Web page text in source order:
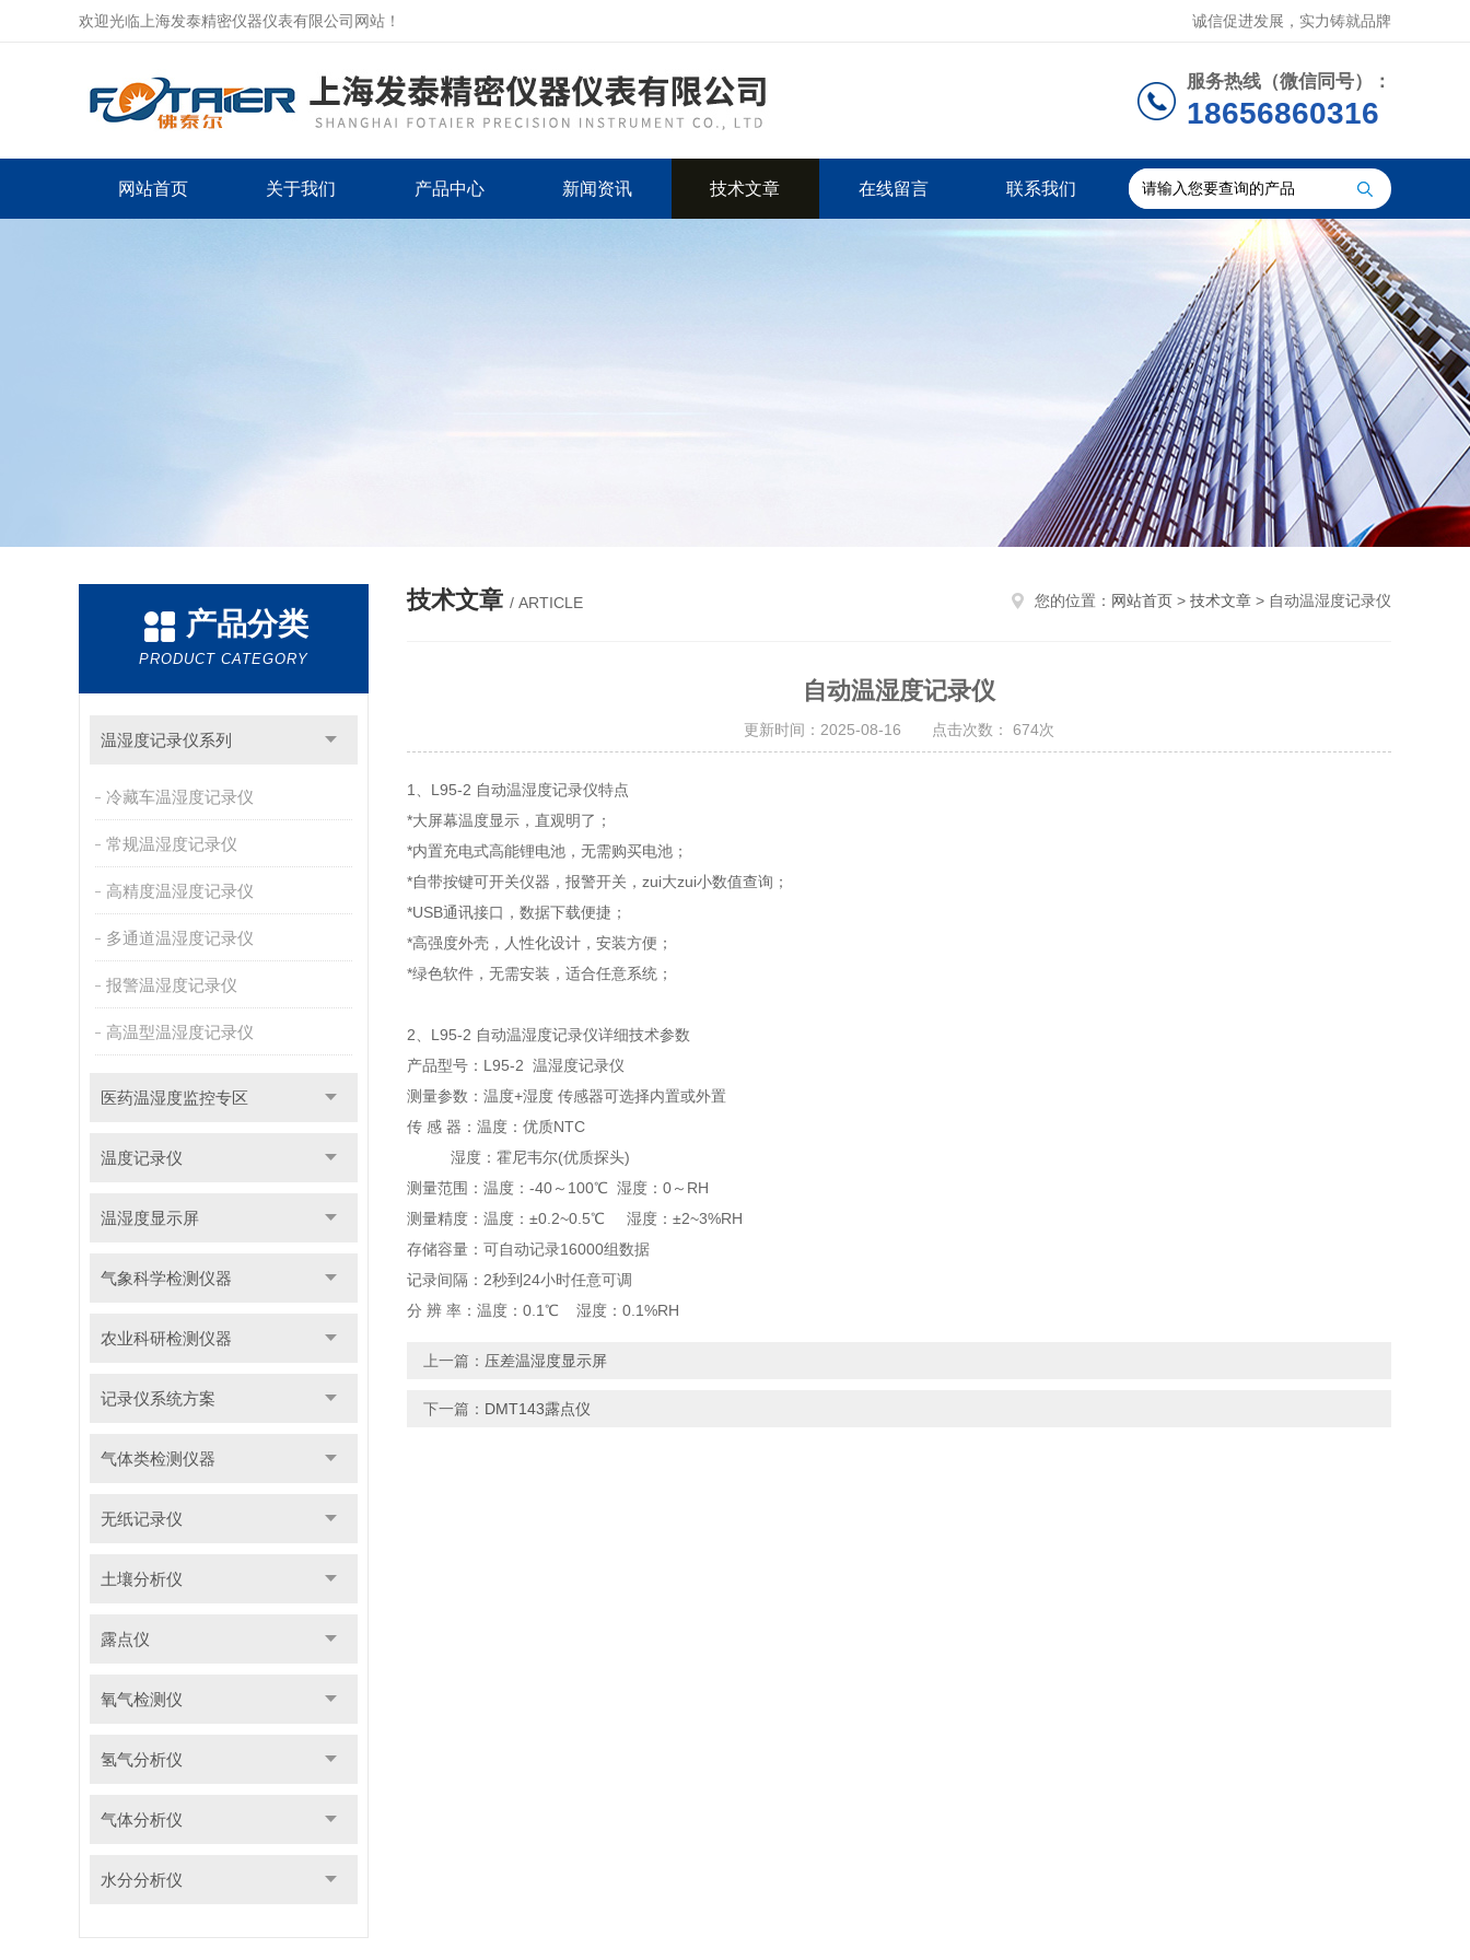
欢迎光临上海发泰精密仪器仪表有限公司网站！ 诚信促进发展，实力铸就品牌
服务热线（微信同号）：
18656860316
网站首页 关于我们 产品中心 新闻资讯 技术文章 在线留言 联系我们
产品分类
PRODUCT CATEGORY
温湿度记录仪系列
冷藏车温湿度记录仪
常规温湿度记录仪
高精度温湿度记录仪
多通道温湿度记录仪
报警温湿度记录仪
高温型温湿度记录仪
医药温湿度监控专区
温度记录仪
温湿度显示屏
气象科学检测仪器
农业科研检测仪器
记录仪系统方案
气体类检测仪器
无纸记录仪
土壤分析仪
露点仪
氧气检测仪
氢气分析仪
气体分析仪
水分分析仪
技术文章 / ARTICLE 您的位置： 网站首页 > 技术文章 > 自动温湿度记录仪
自动温湿度记录仪
更新时间：2025-08-16 点击次数： 674次
1、L95-2 自动温湿度记录仪特点
*大屏幕温度显示，直观明了；
*内置充电式高能锂电池，无需购买电池；
*自带按键可开关仪器，报警开关，zui大zui小数值查询；
*USB通讯接口，数据下载便捷；
*高强度外壳，人性化设计，安装方便；
*绿色软件，无需安装，适合任意系统；
2、L95-2 自动温湿度记录仪详细技术参数
产品型号：L95-2 温湿度记录仪
测量参数：温度+湿度 传感器可选择内置或外置
传 感 器：温度：优质NTC
湿度：霍尼韦尔(优质探头)
测量范围：温度：-40～100℃ 湿度：0～RH
测量精度：温度：±0.2~0.5℃ 湿度：±2~3%RH
存储容量：可自动记录16000组数据
记录间隔：2秒到24小时任意可调
分 辨 率：温度：0.1℃ 湿度：0.1%RH
上一篇： 压差温湿度显示屏
下一篇： DMT143露点仪